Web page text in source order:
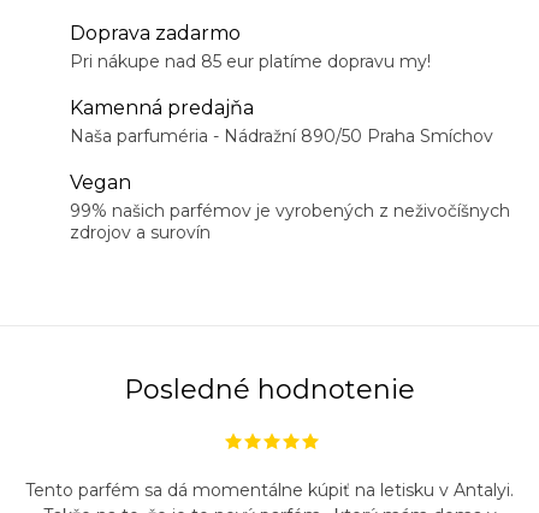
Doprava zadarmo
Pri nákupe nad 85 eur platíme dopravu my!
Kamenná predajňa
Naša parfuméria - Nádražní 890/50 Praha Smíchov
Vegan
99% našich parfémov je vyrobených z neživočíšnych
zdrojov a surovín
Posledné hodnotenie
Tento parfém sa dá momentálne kúpiť na letisku v Antalyi.